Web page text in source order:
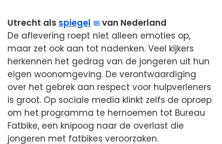
Utrecht als spiegel
van Nederland
De aflevering roept niet alleen emoties op,
maar zet ook aan tot nadenken. Veel kijkers
herkennen het gedrag van de jongeren uit hun
eigen woonomgeving. De verontwaardiging
over het gebrek aan respect voor hulpverleners
is groot. Op sociale media klinkt zelfs de oproep
om het programma te hernoemen tot Bureau
Fatbike, een knipoog naar de overlast die
jongeren met fatbikes veroorzaken.